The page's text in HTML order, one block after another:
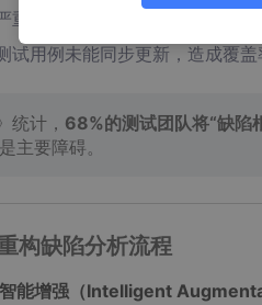
重性与影响范围，易遗漏高风险
试用例未能同步更新，造成覆盖
统计，‌ 68%的测试团队将“缺陷
主要障碍。
构缺陷分析流程
智能增强（Intelligent